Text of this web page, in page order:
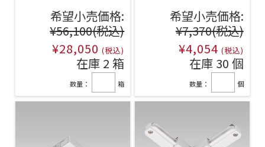
希望小売価格:
¥56,100(税込)
¥28,050 (税込)
在庫 2 箱
数量： 箱
希望小売価格:
¥7,370(税込)
¥4,054 (税込)
在庫 30 個
数量： 個